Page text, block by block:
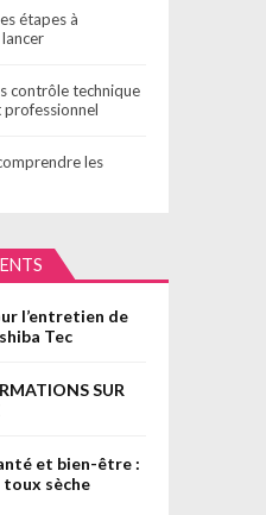
étapes à
contrôle technique
professionnel
les
l’entretien de
Tec
SUR
et bien-être :
sèche